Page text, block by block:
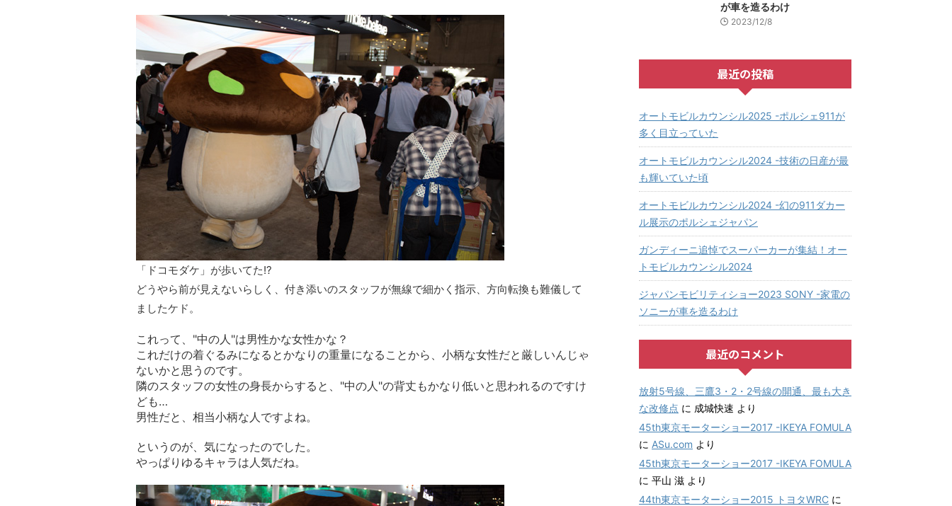
「ドコモダケ」が歩いてた!?
どうやら前が見えないらしく、付き添いのスタッフが無線で細かく指示、方向転換も難儀して
ましたケド。
これって、"中の人"は男性かな女性かな？
これだけの着ぐるみになるとかなりの重量になることから、小柄な女性だと厳しいんじゃ
ないかと思うのです。
隣のスタッフの女性の身長からすると、"中の人"の背丈もかなり低いと思われるのですけ
ども…
男性だと、相当小柄な人ですよね。
というのが、気になったのでした。
やっぱりゆるキャラは人気だね。
が車を造るわけ
2023/12/8
最近の投稿
オートモビルカウンシル2025 -ポルシェ911が
多く目立っていた
オートモビルカウンシル2024 -技術の日産が最
も輝いていた頃
オートモビルカウンシル2024 -幻の911ダカー
ル展示のポルシェジャパン
ガンディーニ追悼でスーパーカーが集結！オー
トモビルカウンシル2024
ジャパンモビリティショー2023 SONY -家電の
ソニーが車を造るわけ
最近のコメント
放射5号線、三鷹3・2・2号線の開通、最も大き
な改修点 に 成城快速 より
45th東京モーターショー2017 -IKEYA FOMULA
に ASu.com より
45th東京モーターショー2017 -IKEYA FOMULA
に 平山 滋 より
44th東京モーターショー2015 トヨタWRC に